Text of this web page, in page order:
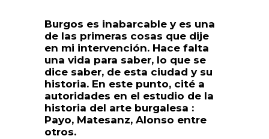
Burgos es inabarcable y es una
de las primeras cosas que dije
en mi intervención. Hace falta
una vida para saber, lo que se
dice saber, de esta ciudad y su
historia. En este punto, cité a
autoridades en el estudio de la
historia del arte burgalesa :
Payo, Matesanz, Alonso entre
otros.